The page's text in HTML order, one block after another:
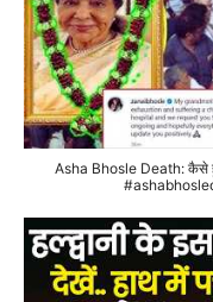
Asha Bhosle Death: कैसे